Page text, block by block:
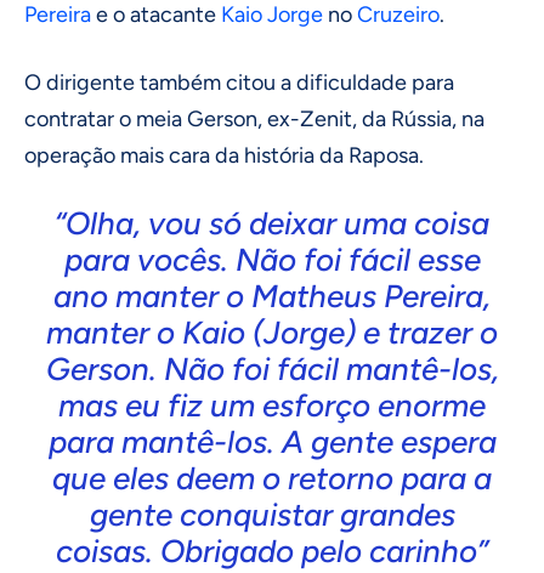
Pereirae o atacante Kaio Jorge noCruzeiro.
O dirigente também citou a dificuldade para
contratar o meia Gerson, ex-Zenit, da Rússia, na
operação mais cara da história da Raposa.
“Olha, vou só deixar uma coisa
para vocês. Não foi fácil esse
ano manter o Matheus Pereira,
manter o Kaio (Jorge) e trazer o
Gerson. Não foi fácil mantê-los,
mas eu fiz um esforço enorme
para mantê-los. A gente espera
que eles deem o retorno para a
gente conquistar grandes
coisas. Obrigado pelo carinho”